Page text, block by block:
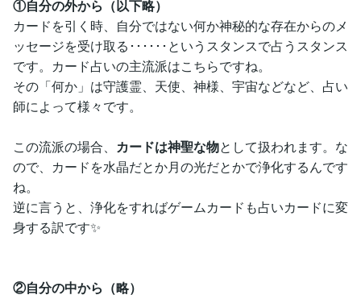
①自分の外から（以下略）
カードを引く時、自分ではない何か神秘的な存在からのメ
ッセージを受け取る･･････というスタンスで占うスタンス
です。カード占いの主流派はこちらですね。
その「何か」は守護霊、天使、神様、宇宙などなど、占い
師によって様々です。
この流派の場合、 カードは神聖な物として扱われます。な
ので、カードを水晶だとか月の光だとかで浄化するんです
ね。
逆に言うと、浄化をすればゲームカードも占いカードに変
身する訳です✨
②自分の中から（略）